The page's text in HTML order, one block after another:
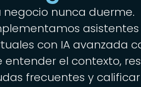
negocio nunca duerme.
asistentes
con IA avanzada
entender el contexto,
frecuentes y calificar